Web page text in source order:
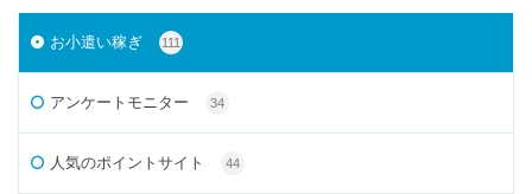
お小遣い稼ぎ 111
アンケートモニター 34
人気のポイントサイト 44